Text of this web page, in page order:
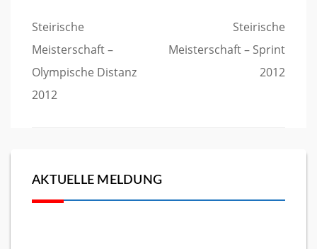
Beitragsnavigation
Steirische
Meisterschaft –
Olympische Distanz
2012
Steirische
Meisterschaft – Sprint
2012
AKTUELLE MELDUNG